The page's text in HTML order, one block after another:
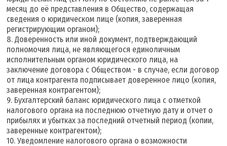
месяц до её представления в Общество, содержащая
сведения о юридическом лице (копия, заверенная
регистрирующим органом);
8. Доверенность или иной документ, подтверждающий
полномочия лица, не являющегося единоличным
исполнительным органом юридического лица, на
заключение договора с Обществом - в случае, если договор
от лица контрагента подписывает доверенное лицо (копия,
заверенная контрагентом);
9. Бухгалтерский баланс юридического лица с отметкой
налогового органа на последнюю отчетную дату и отчет о
прибылях и убытках за последний отчетный период (копии,
заверенные контрагентом);
10. Уведомление налогового органа о возможности